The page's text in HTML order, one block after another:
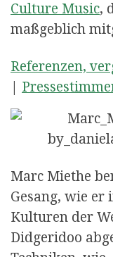
Culture Music,
maßgeblich
Referenzen,
Marc Miethe
Gesang, wie er
Kulturen der
Didgeridoo